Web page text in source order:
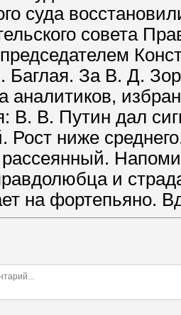
суда
совета
За В. Д.
В. В. Путин дал
Рост ниже
и
на фортепьяно.